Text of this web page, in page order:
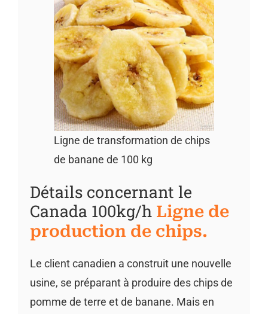
Ligne de transformation de chips
de banane de 100 kg
Détails concernant le
Canada 100kg/h Ligne de
production de chips.
Le client canadien a construit une nouvelle
usine, se préparant à produire des chips de
pomme de terre et de banane. Mais en